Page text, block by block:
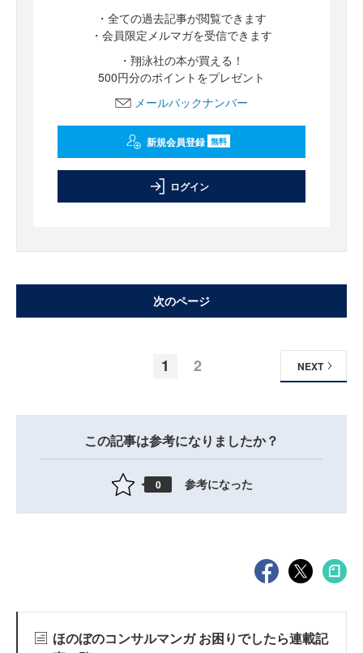
・全ての過去記事が閲覧できます
・会員限定メルマガを受信できます
・翔泳社の本が買える！
500円分のポイントをプレゼント
メールバックナンバー
新規会員登録 無料
ログイン
次のページ
1 2 NEXT
この記事は参考になりましたか？
0 参考になった
ほのぼのコンサルマンガ お困りでしたら連載記